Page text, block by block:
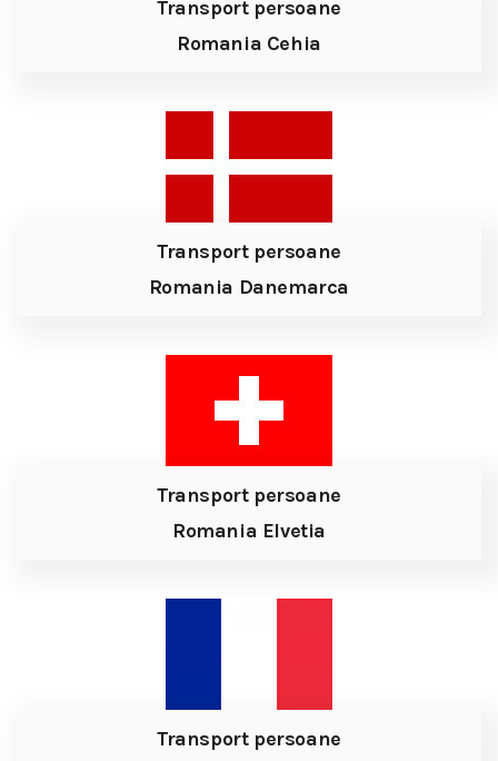
Transport persoane
Romania Cehia
Transport persoane
Romania Danemarca
Transport persoane
Romania Elvetia
Transport persoane